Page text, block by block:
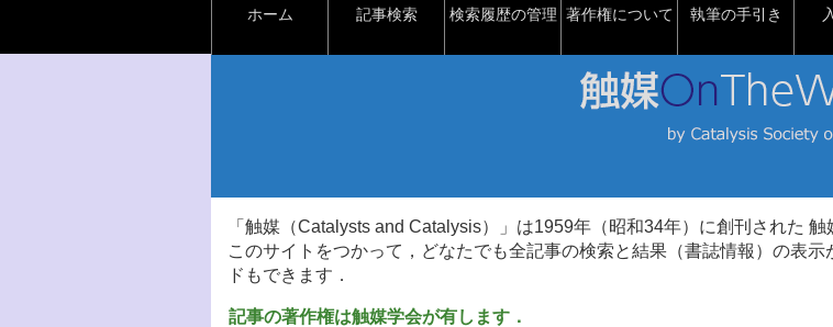
ホーム 記事検索 検索履歴の管理 著作権について 執筆の手引き
「触媒（Catalysts and Catalysis）」は1959年（昭和34年）に創刊された 触
このサイトをつかって，どなたでも全記事の検索と結果（書誌情報）の表
ドもできます．
記事の著作権は触媒学会が有します．